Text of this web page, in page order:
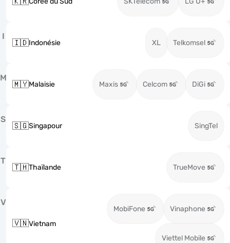
I
🇮🇩Indonésie XL Telkomsel
M
🇲🇾Malaisie Maxis Celcom DiGi
S
🇸🇬Singapour SingTel
T
🇹🇭Thaïlande TrueMove
V
🇻🇳Vietnam
MobiFone Vinaphone
Viettel Mobile